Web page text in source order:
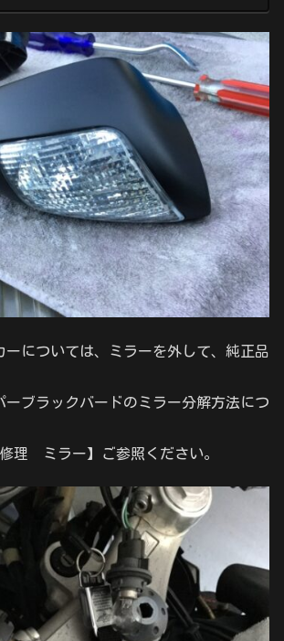
ーについては、ミラーを外して、純正品
ーブラックバードのミラー分解方法につ
修理 ミラー】ご参照ください。